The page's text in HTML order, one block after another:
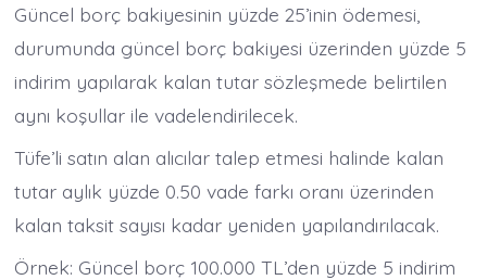
Güncel borç bakiyesinin yüzde 25’inin ödemesi,
durumunda güncel borç bakiyesi üzerinden yüzde 5
indirim yapılarak kalan tutar sözleşmede belirtilen
aynı koşullar ile vadelendirilecek.
Tüfe’li satın alan alıcılar talep etmesi halinde kalan
tutar aylık yüzde 0.50 vade farkı oranı üzerinden
kalan taksit sayısı kadar yeniden yapılandırılacak.
Örnek: Güncel borç 100.000 TL’den yüzde 5 indirim